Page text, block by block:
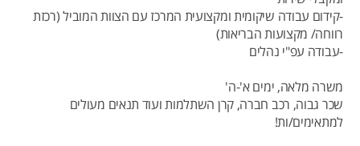
-קידום עבודה שיקומית ומקצועית המרכז עם הצוות המוביל (רכזת
רווחה/ מקצועות הבריאות)
-עבודה עפ"י נהלים
משרה מלאה, ימים א'-ה'
שכר גבוה, רכב חברה, קרן השתלמות ועוד תנאים מעולים
למתאימים/ות!